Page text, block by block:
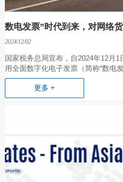
数电发票”时代到来，对网络
2024/12/02
国家税务总局宣布，自2024年12月
用全面数字化电子发票（简称“数电
中办、国办《关于进一步深化税收征
步实施发票电子化改革”、“基本实
素电子化，着力降低制度**易成本”的
更多 +